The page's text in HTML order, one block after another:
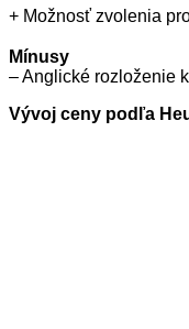
+ Možnosť zvolenia
Mínusy
– Anglické rozloženie
Vývoj ceny podľa